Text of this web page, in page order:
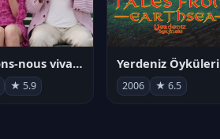
Aimons-nous vivants
★ 5.9
Yerdeniz Öyküleri
2006 ★ 6.5